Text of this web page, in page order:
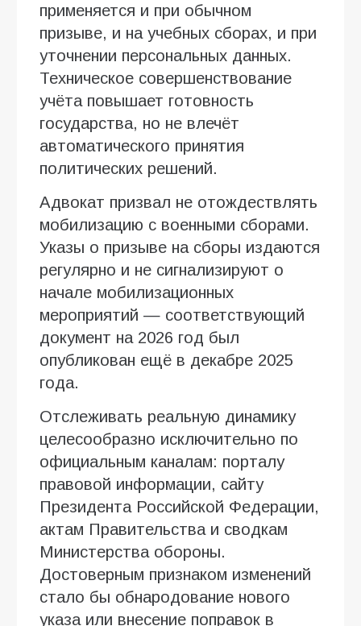
применяется и при обычном
призыве, и на учебных сборах, и при
уточнении персональных данных.
Техническое совершенствование
учёта повышает готовность
государства, но не влечёт
автоматического принятия
политических решений.
Адвокат призвал не отождествлять
мобилизацию с военными сборами.
Указы о призыве на сборы издаются
регулярно и не сигнализируют о
начале мобилизационных
мероприятий — соответствующий
документ на 2026 год был
опубликован ещё в декабре 2025
года.
Отслеживать реальную динамику
целесообразно исключительно по
официальным каналам: порталу
правовой информации, сайту
Президента Российской Федерации,
актам Правительства и сводкам
Министерства обороны.
Достоверным признаком изменений
стало бы обнародование нового
указа или внесение поправок в